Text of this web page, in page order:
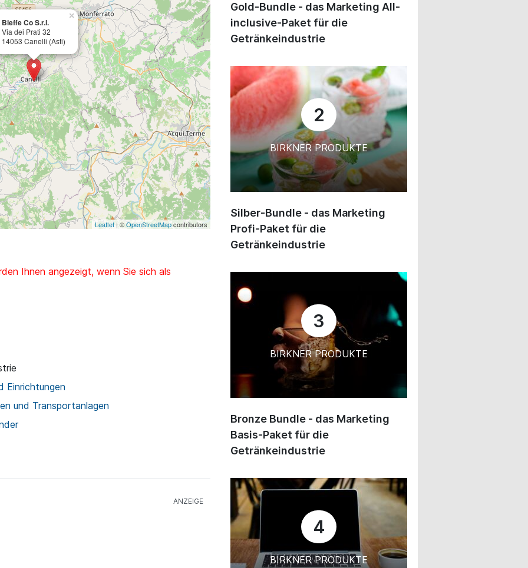
Bieffe Co S.r.l.
Via dei Prati 32
14053 Canelli (Asti)
×
Leaflet | ©OpenStreetMapcontributors
Ihnen angezeigt, wenn Sie sich als
Einrichtungen
und Transportanlagen
Gold-Bundle - das Marketing All-
inclusive-Paket für die
Getränkeindustrie
2
BIRKNER PRODUKTE
Silber-Bundle - das Marketing
Profi-Paket für die
Getränkeindustrie
3
BIRKNER PRODUKTE
Bronze Bundle - das Marketing
Basis-Paket für die
Getränkeindustrie
4
BIRKNER PRODUKTE